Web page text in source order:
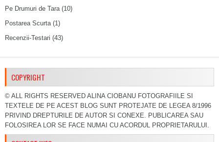
Pe Drumuri de Tara(10)
Postarea Scurta(1)
Recenzii-Testari (43)
COPYRIGHT
© ALL RIGHTS RESERVED ALINA CIOBANU FOTOGRAFIILE SI
TEXTELE DE PE ACEST BLOG SUNT PROTEJATE DE LEGEA 8/1996
PRIVIND DREPTURILE DE AUTOR SI CONEXE. PUBLICAREA SAU
FOLOSIREA LOR SE FACE NUMAI CU ACORDUL PROPRIETARULUI.